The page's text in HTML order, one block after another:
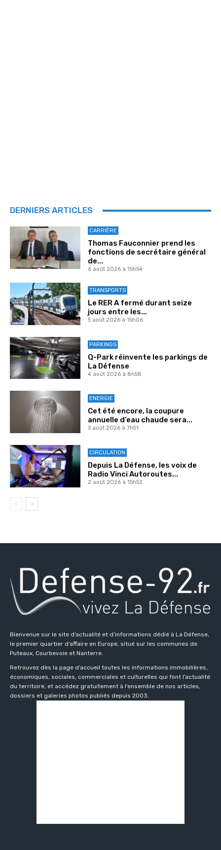
DERNIERS ARTICLES
CARRIÈRE
Thomas Fauconnier prend les
fonctions de secrétaire général
de...
6 août 2026 à 15h54
TRANSPORTS
Le RER A fermé durant seize
jours entre les...
5 août 2026 à 15h06
PARKINGS
Q-Park réinvente les parkings de
La Défense
4 août 2026 à 8h58
ENERGIE
Cet été encore, la coupure
annuelle d’eau chaude sera...
3 août 2026 à 7h51
CIRCULATION
Depuis La Défense, les voix de
Radio Vinci Autoroutes...
2 août 2026 à 15h53
Bienvenue sur le site d’actualité et d’informations dédié à La Défense,
le premier quartier d’affaire en Europe, situé sur les communes de
Puteaux, Courbevoie et Nanterre.
Retrouvez dès la page d’accueil toutes les informations immobilières,
économiques, sociales, commerciales et culturelles qui font l’actualité
du territoire, et accédez gratuitement à l’ensemble de nos articles,
dossiers et galeries photos publiés depuis 2003.